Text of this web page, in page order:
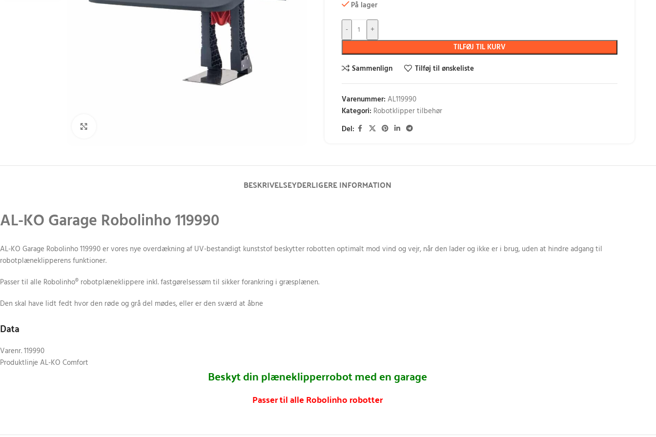
På lager
-
+
TILFØJ TIL KURV
Sammenlign
Tilføj til ønskeliste
Varenummer: AL119990
Kategori: Robotklipper tilbehør
Del:
BESKRIVELSEYDERLIGERE INFORMATION
AL-KO Garage Robolinho 119990
AL-KO Garage Robolinho 119990 er vores nye overdækning af UV-bestandigt kunststof beskytter robotten optimalt mod vind og vejr, når den lader og ikke er i brug, uden at hindre adgang til
robotplæneklipperens funktioner.
Passer til alle Robolinho® robotplæneklippere inkl. fastgørelsessøm til sikker forankring i græsplænen.
Den skal have lidt fedt hvor den røde og grå del mødes, eller er den sværd at åbne
Data
Varenr. 119990
Produktlinje AL-KO Comfort
Beskyt din plæneklipperrobot med en garage
Passer til alle Robolinho robotter